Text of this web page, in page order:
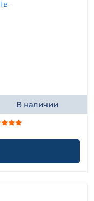
В наличии